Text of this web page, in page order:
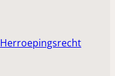
Herroepingsrecht